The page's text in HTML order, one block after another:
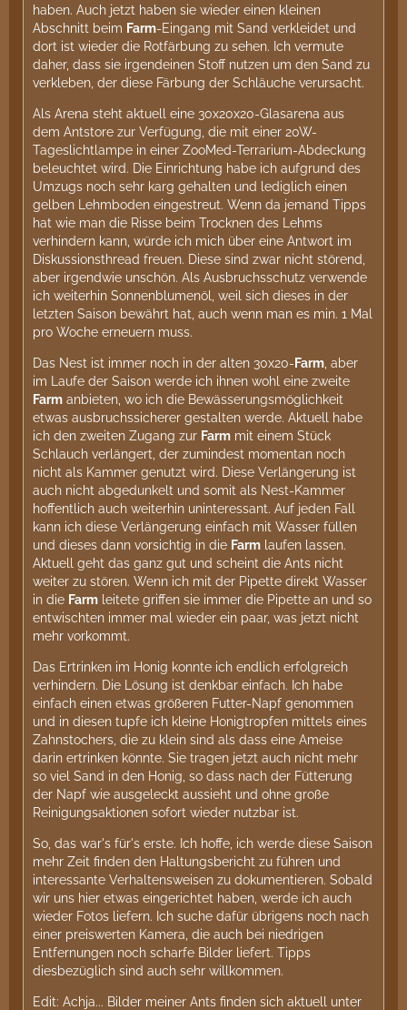
haben. Auch jetzt haben sie wieder einen kleinen
Abschnitt beim Farm-Eingang mit Sand verkleidet und
dort ist wieder die Rotfärbung zu sehen. Ich vermute
daher, dass sie irgendeinen Stoff nutzen um den Sand zu
verkleben, der diese Färbung der Schläuche verursacht.
Als Arena steht aktuell eine 30x20x20-Glasarena aus
dem Antstore zur Verfügung, die mit einer 20W-
Tageslichtlampe in einer ZooMed-Terrarium-Abdeckung
beleuchtet wird. Die Einrichtung habe ich aufgrund des
Umzugs noch sehr karg gehalten und lediglich einen
gelben Lehmboden eingestreut. Wenn da jemand Tipps
hat wie man die Risse beim Trocknen des Lehms
verhindern kann, würde ich mich über eine Antwort im
Diskussionsthread freuen. Diese sind zwar nicht störend,
aber irgendwie unschön. Als Ausbruchsschutz verwende
ich weiterhin Sonnenblumenöl, weil sich dieses in der
letzten Saison bewährt hat, auch wenn man es min. 1 Mal
pro Woche erneuern muss.
Das Nest ist immer noch in der alten 30x20- Farm , aber
im Laufe der Saison werde ich ihnen wohl eine zweite
Farm anbieten, wo ich die Bewässerungsmöglichkeit
etwas ausbruchssicherer gestalten werde. Aktuell habe
ich den zweiten Zugang zur Farm mit einem Stück
Schlauch verlängert, der zumindest momentan noch
nicht als Kammer genutzt wird. Diese Verlängerung ist
auch nicht abgedunkelt und somit als Nest-Kammer
hoffentlich auch weiterhin uninteressant. Auf jeden Fall
kann ich diese Verlängerung einfach mit Wasser füllen
und dieses dann vorsichtig in die Farm laufen lassen.
Aktuell geht das ganz gut und scheint die Ants nicht
weiter zu stören. Wenn ich mit der Pipette direkt Wasser
in die Farm leitete griffen sie immer die Pipette an und so
entwischten immer mal wieder ein paar, was jetzt nicht
mehr vorkommt.
Das Ertrinken im Honig konnte ich endlich erfolgreich
verhindern. Die Lösung ist denkbar einfach. Ich habe
einfach einen etwas größeren Futter-Napf genommen
und in diesen tupfe ich kleine Honigtropfen mittels eines
Zahnstochers, die zu klein sind als dass eine Ameise
darin ertrinken könnte. Sie tragen jetzt auch nicht mehr
so viel Sand in den Honig, so dass nach der Fütterung
der Napf wie ausgeleckt aussieht und ohne große
Reinigungsaktionen sofort wieder nutzbar ist.
So, das war's für's erste. Ich hoffe, ich werde diese Saison
mehr Zeit finden den Haltungsbericht zu führen und
interessante Verhaltensweisen zu dokumentieren. Sobald
wir uns hier etwas eingerichtet haben, werde ich auch
wieder Fotos liefern. Ich suche dafür übrigens noch nach
einer preiswerten Kamera, die auch bei niedrigen
Entfernungen noch scharfe Bilder liefert. Tipps
diesbezüglich sind auch sehr willkommen.
Edit: Achja... Bilder meiner Ants finden sich aktuell unter